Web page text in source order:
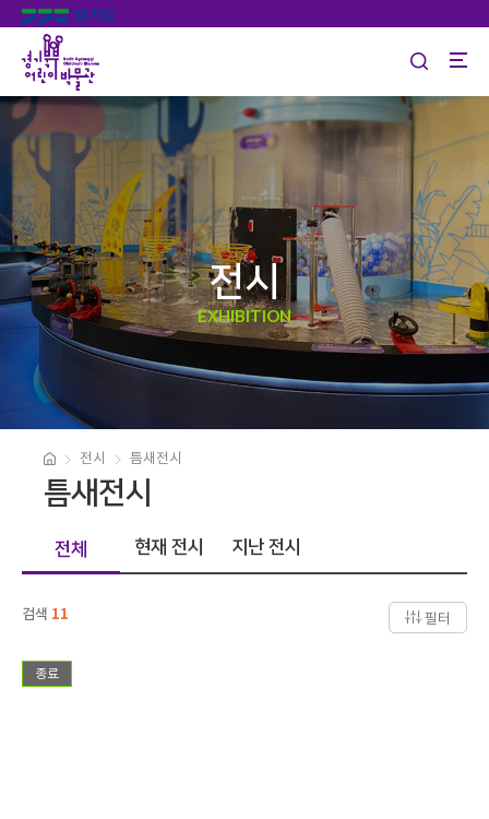
전시
EXHIBITION
전시 틈새전시
틈새전시
전체 현재 전시 지난 전시
검색 11 필터
종료